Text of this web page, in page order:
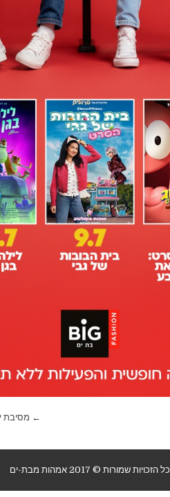
← מסיבת יום הולדת 5
כל הזכויות שמורות © 2017 אמהות מבת-ים